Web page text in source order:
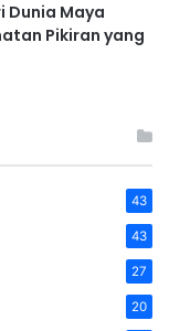
Dunia Maya
Pikiran yang
43
43
27
20